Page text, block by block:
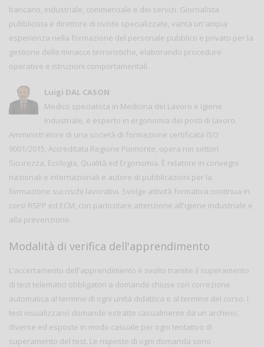
bancario, industriale, commerciale e dei servizi. Giornalista
pubblicista e direttore di riviste specializzate, vanta un'ampia
esperienza nella formazione del personale pubblico e privato per la
gestione delle minacce terroristiche, elaborando procedure
operative e istruzioni comportamentali.
Luigi DAL CASON
Medico specialista in Medicina del Lavoro e Igiene
Industriale, è esperto in ergonomia dei posti di lavoro.
Amministratore di una società di formazione certificata ISO
9001/2015, Accreditata Regione Piemonte, opera nei settori
Sicurezza, Ecologia, Qualità ed Ergonomia. È relatore in convegni
nazionali e internazionali e autore di pubblicazioni per la
formazione sui rischi lavorativi. Svolge attività formativa continua in
corsi RSPP ed ECM, con particolare attenzione all'igiene industriale e
alla prevenzione.
Modalità di verifica dell'apprendimento
L'accertamento dell'apprendimento è svolto tramite il superamento
di test telematici obbligatori a domande chiuse con correzione
automatica al termine di ogni unità didattica e al termine del corso. I
test visualizzano domande estratte casualmente da un archivio,
diverse ed esposte in modo casuale per ogni tentativo di
superamento del test. Le risposte di ogni domanda sono